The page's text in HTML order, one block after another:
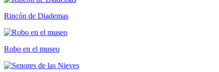
Rincón de Diademas
Robo en el museo